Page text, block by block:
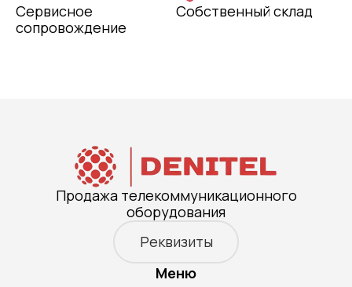
Сервисное
сопровождение
Собственный склад
Продажа телекоммуникационного
оборудования
Реквизиты
Меню